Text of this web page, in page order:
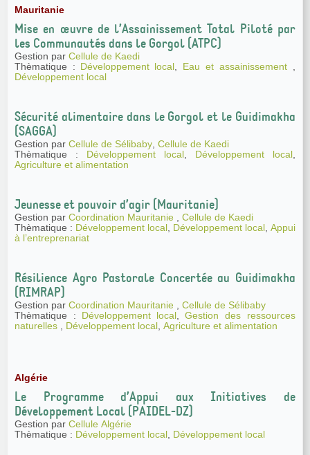
Mauritanie
Mise en œuvre de l’Assainissement Total Piloté par
les Communautés dans le Gorgol (ATPC)
Gestion par Cellule de Kaedi
Thèmatique : Développement local Eau et assainissement
Développement local
Sécurité alimentaire dans le Gorgol et le Guidimakha
(SAGGA)
Gestion par Cellule de Sélibaby Cellule de Kaedi
Thèmatique : Développement local Développement local
Agriculture et alimentation
Jeunesse et pouvoir d’agir (Mauritanie)
Gestion par Coordination Mauritanie
Cellule de Kaedi
Thèmatique : Développement local Développement local Appui
à l’entreprenariat
Résilience Agro Pastorale Concertée au Guidimakha
(RIMRAP)
Gestion par Coordination Mauritanie
Cellule de Sélibaby
Thèmatique : Développement local
Gestion des ressources
naturelles
Développement local Agriculture et alimentation
Algérie
Le Programme d’Appui aux Initiatives de
Développement Local (PAIDEL-DZ)
Gestion par Cellule Algérie
Thèmatique : Développement local Développement local